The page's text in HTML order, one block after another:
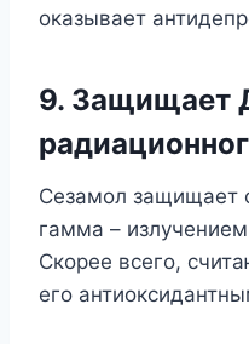
оказывает
9. Защищает
Сезамол защищает
гамма –
Скорее всего,
его